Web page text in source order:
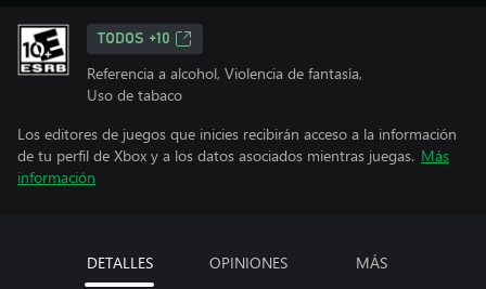
TODOS +10
Referencia a alcohol, Violencia de fantasía,
Uso de tabaco
Los editores de juegos que inicies recibirán acceso a la información
de tu perfil de Xbox y a los datos asociados mientras juegas. Más
información
DETALLES OPINIONES MÁS